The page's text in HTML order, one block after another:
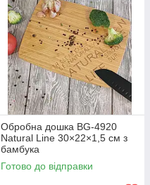
Обробна дошка BG-4920
Natural Line 30×22×1,5 см з
бамбука
Готово до відправки